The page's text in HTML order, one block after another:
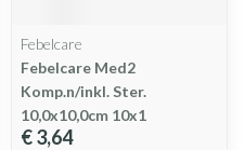
Febelcare
Febelcare Med2
Komp.n/inkl. Ster.
10,0x10,0cm 10x1
€ 3,64